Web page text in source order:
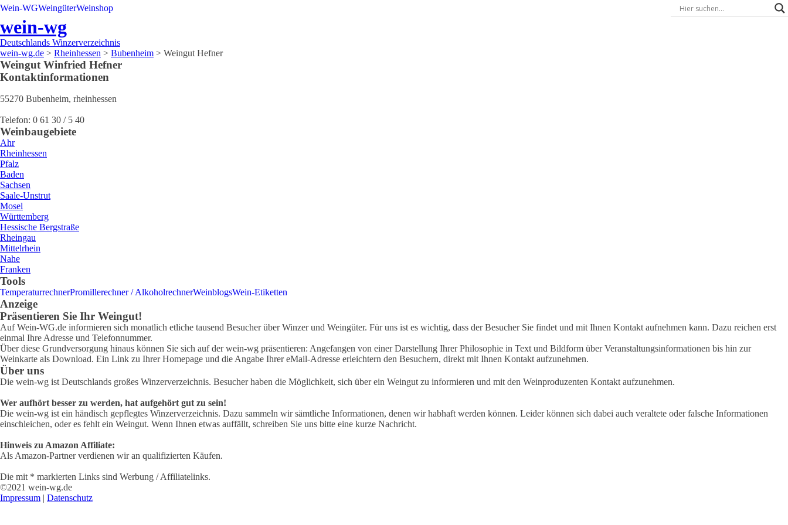
Wein-WGWeingüterWeinshop
wein-wg
Deutschlands Winzerverzeichnis
wein-wg.de > Rheinhessen > Bubenheim > Weingut Hefner
Weingut Winfried Hefner
Kontaktinformationen
55270 Bubenheim, rheinhessen
Telefon: 0 61 30 / 5 40
Weinbaugebiete
Ahr
Rheinhessen
Pfalz
Baden
Sachsen
Saale-Unstrut
Mosel
Württemberg
Hessische Bergstraße
Rheingau
Mittelrhein
Nahe
Franken
Tools
TemperaturrechnerPromillerechner / AlkoholrechnerWeinblogsWein-Etiketten
Anzeige
Präsentieren Sie Ihr Weingut!
Auf Wein-WG.de informieren sich monatlich etliche tausend Besucher über Winzer und Weingüter. Für uns ist es wichtig, dass der Besucher Sie findet und mit Ihnen Kontakt aufnehmen kann. Dazu reichen erst
einmal Ihre Adresse und Telefonnummer.
Über diese Grundversorgung hinaus können Sie sich auf der wein-wg präsentieren: Angefangen von einer Darstellung Ihrer Philosophie in Text und Bildform über Veranstaltungsinformationen bis hin zur
Weinkarte als Download. Ein Link zu Ihrer Homepage und die Angabe Ihrer eMail-Adresse erleichtern den Besuchern, direkt mit Ihnen Kontakt aufzunehmen.
Über uns
Die wein-wg ist Deutschlands großes Winzerverzeichnis. Besucher haben die Möglichkeit, sich über ein Weingut zu informieren und mit den Weinproduzenten Kontakt aufzunehmen.
Wer aufhört besser zu werden, hat aufgehört gut zu sein!
Die wein-wg ist ein händisch gepflegtes Winzerverzeichnis. Dazu sammeln wir sämtliche Informationen, denen wir habhaft werden können. Leider können sich dabei auch veraltete oder falsche Informationen
einschleichen, oder es fehlt ein Weingut. Wenn Ihnen etwas auffällt, schreiben Sie uns bitte eine kurze Nachricht.
Hinweis zu Amazon Affiliate:
Als Amazon-Partner verdienen wir an qualifizierten Käufen.
Die mit * markierten Links sind Werbung / Affiliatelinks.
©2021 wein-wg.de
Impressum | Datenschutz